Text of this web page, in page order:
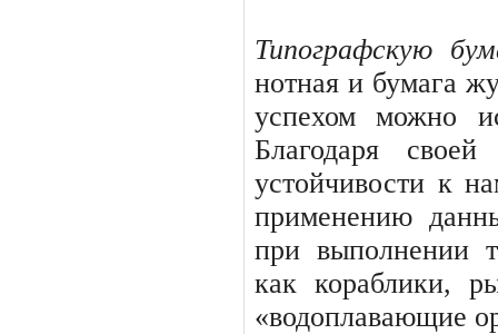
Типографскую
нотная и бумага
успехом можно
Благодаря
устойчивости к
применению
при выполнении
как корабли­ки,
«водоплавающие